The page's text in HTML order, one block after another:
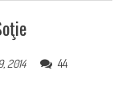
2014
44